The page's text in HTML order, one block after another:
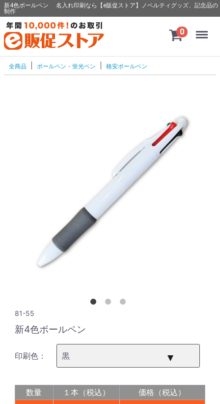
新4色ボールペン 名入れ印刷なら【e販促ストア】ノベルティグッズ、記念品の
制作
0
全商品 ボールペン・蛍光ペン 格安ボールペン
81-55
新4色ボールペン
印刷色：
数量 １本（税込）
価格（税込）